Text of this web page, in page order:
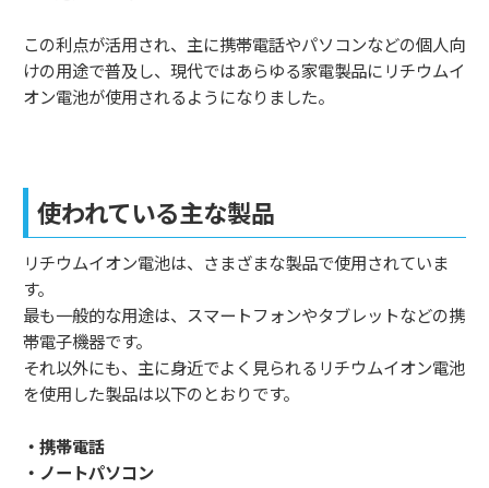
この利点が活用され、主に携帯電話やパソコンなどの個人向
けの用途で普及し、現代ではあらゆる家電製品にリチウムイ
オン電池が使用されるようになりました。
使われている主な製品
リチウムイオン電池は、さまざまな製品で使用されていま
す。
最も一般的な用途は、スマートフォンやタブレットなどの携
帯電子機器です。
それ以外にも、主に身近でよく見られるリチウムイオン電池
を使用した製品は以下のとおりです。
・携帯電話
・ノートパソコン